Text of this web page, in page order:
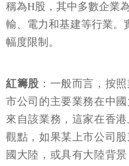
稱為H股，其中多數企業
輸、電力和基建等行業。
幅度限制。
紅籌股 ：一般而言，按
市公司的主要業務在中
來自該業務，這家在香
觀點，如果某上市公司
國大陸，或具有大陸背